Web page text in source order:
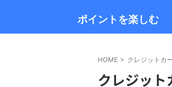
ポイントを楽しむ
HOME > クレジットカ
クレジッ